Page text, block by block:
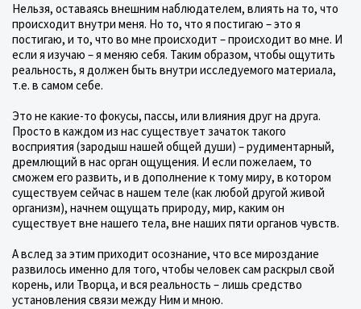
Нельзя, оставаясь внешним наблюдателем, влиять на то, что
происходит внутри меня. Но то, что я постигаю – это я
постигаю, и то, что во мне происходит – происходит во мне. И
если я изучаю – я меняю себя. Таким образом, чтобы ощутить
реальность, я должен быть внутри исследуемого материала,
т.е. в самом себе.
Это не какие-то фокусы, пассы, или влияния друг на друга.
Просто в каждом из нас существует зачаток такого
восприятия (зародыш нашей общей души) – рудиментарный,
дремлющий в нас орган ощущения. И если пожелаем, то
сможем его развить, и в дополнение к тому миру, в котором
существуем сейчас в нашем теле (как любой другой живой
организм), начнем ощущать природу, мир, каким он
существует вне нашего тела, вне наших пяти органов чувств.
А вслед за этим приходит осознание, что все мироздание
развилось именно для того, чтобы человек сам раскрыл свой
корень, или Творца, и вся реальность – лишь средство
установления связи между Ним и мною.